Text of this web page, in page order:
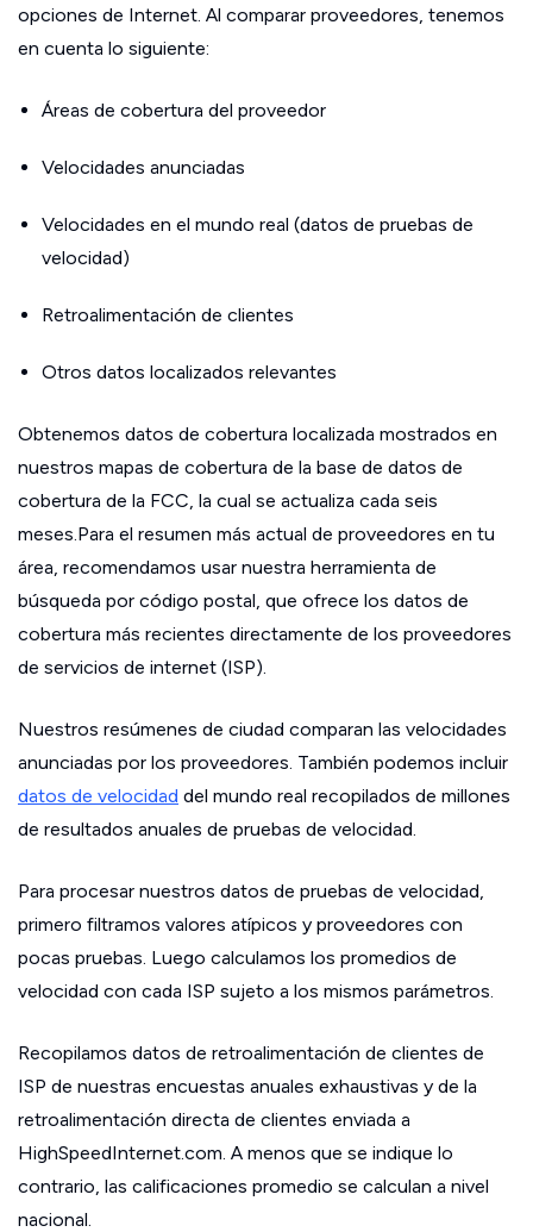
opciones de Internet. Al comparar proveedores, tenemos
en cuenta lo siguiente:
Áreas de cobertura del proveedor
Velocidades anunciadas
Velocidades en el mundo real (datos de pruebas de
velocidad)
Retroalimentación de clientes
Otros datos localizados relevantes
Obtenemos datos de cobertura localizada mostrados en
nuestros mapas de cobertura de la base de datos de
cobertura de la FCC, la cual se actualiza cada seis
meses.Para el resumen más actual de proveedores en tu
área, recomendamos usar nuestra herramienta de
búsqueda por código postal, que ofrece los datos de
cobertura más recientes directamente de los proveedores
de servicios de internet (ISP).
Nuestros resúmenes de ciudad comparan las velocidades
anunciadas por los proveedores. También podemos incluir
datos de velocidad del mundo real recopilados de millones
de resultados anuales de pruebas de velocidad.
Para procesar nuestros datos de pruebas de velocidad,
primero filtramos valores atípicos y proveedores con
pocas pruebas. Luego calculamos los promedios de
velocidad con cada ISP sujeto a los mismos parámetros.
Recopilamos datos de retroalimentación de clientes de
ISP de nuestras encuestas anuales exhaustivas y de la
retroalimentación directa de clientes enviada a
HighSpeedInternet.com. A menos que se indique lo
contrario, las calificaciones promedio se calculan a nivel
nacional.